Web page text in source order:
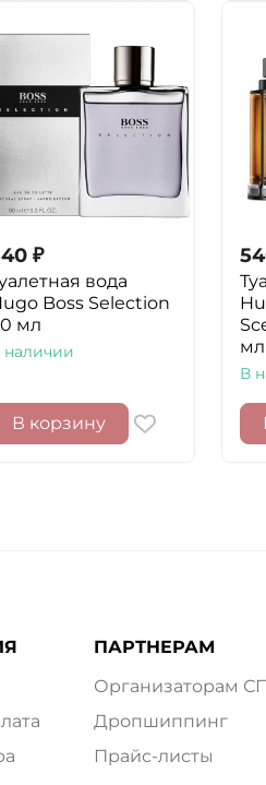
₽
вода
Boss Selection
мл
наличии
В корзину
мл
В
ПАРТНЕРАМ
Организаторам
Дропшиппинг
Прайс-листы